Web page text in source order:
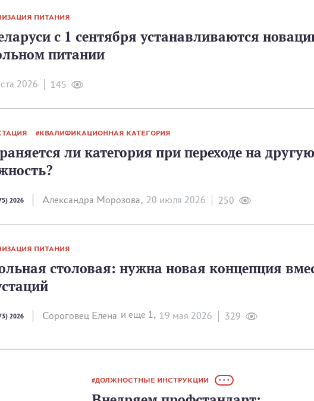
ПИТАНИЯ
с 1 сентября устанавливаются
питании
2026 145
КВАЛИФИКАЦИОННАЯ КАТЕГОРИЯ
ли категория при переходе на другую
2026 Александра Морозова, 20 июля 2026 250
ПИТАНИЯ
столовая: нужна новая концепция
2026 Сороговец Елена и еще 1, 19 мая 2026 329
ДОЛЖНОСТНЫЕ ИНСТРУКЦИИ • • •